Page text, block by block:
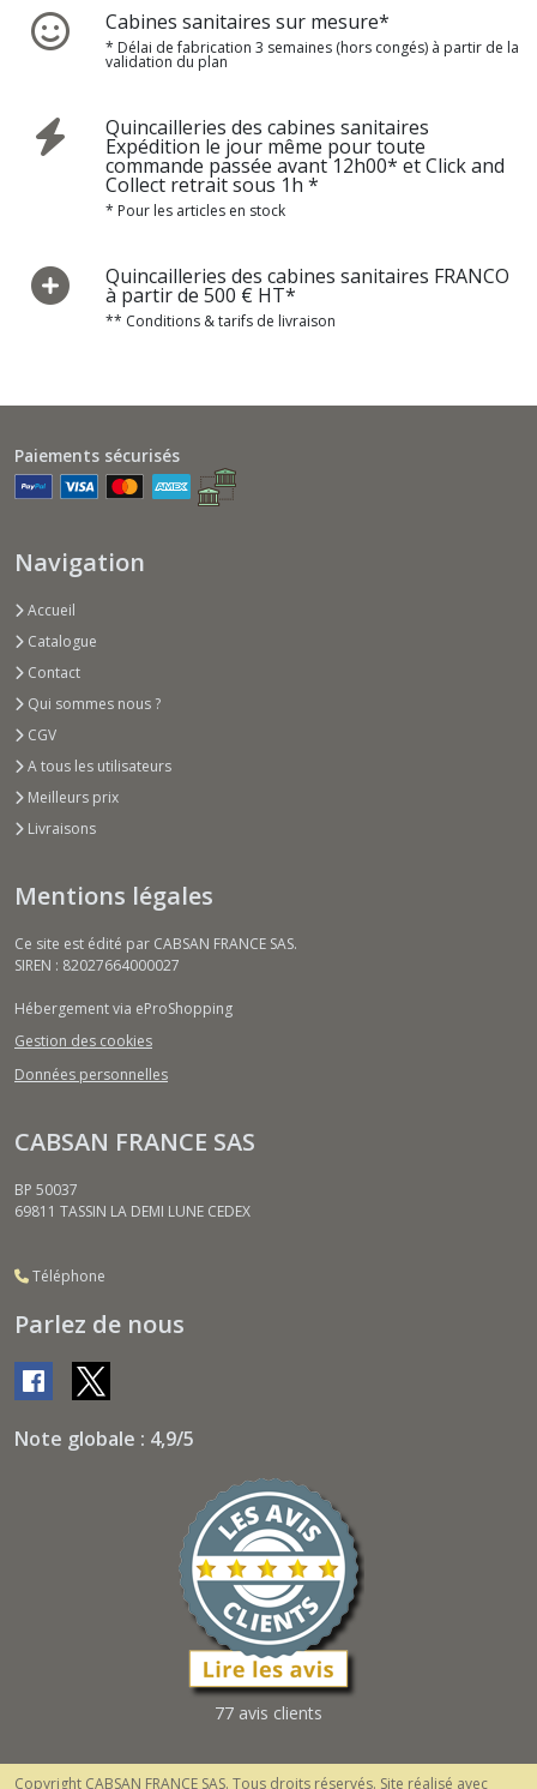
Cabines sanitaires sur mesure*
* Délai de fabrication 3 semaines (hors congés) à partir de la
validation du plan
Quincailleries des cabines sanitaires
Expédition le jour même pour toute
commande passée avant 12h00* et Click and
Collect retrait sous 1h *
* Pour les articles en stock
Quincailleries des cabines sanitaires FRANCO
à partir de 500 € HT*
** Conditions & tarifs de livraison
Paiements sécurisés
Navigation
Accueil
Catalogue
Contact
Qui sommes nous ?
CGV
A tous les utilisateurs
Meilleurs prix
Livraisons
Mentions légales
Ce site est édité par CABSAN FRANCE SAS.
SIREN : 82027664000027
Hébergement via eProShopping
Gestion des cookies
Données personnelles
CABSAN FRANCE SAS
BP 50037
69811 TASSIN LA DEMI LUNE CEDEX
Téléphone
Parlez de nous
Note globale : 4,9/5
77 avis clients
Copyright CABSAN FRANCE SAS. Tous droits réservés. Site réalisé avec